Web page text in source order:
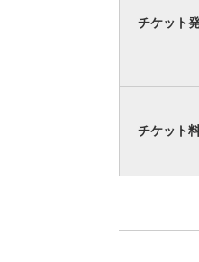
チケット
チケット